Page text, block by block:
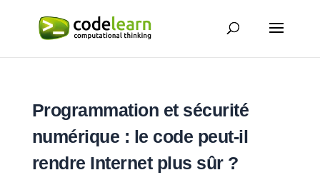
Programmation et sécurité
numérique : le code peut-il
rendre Internet plus sûr ?